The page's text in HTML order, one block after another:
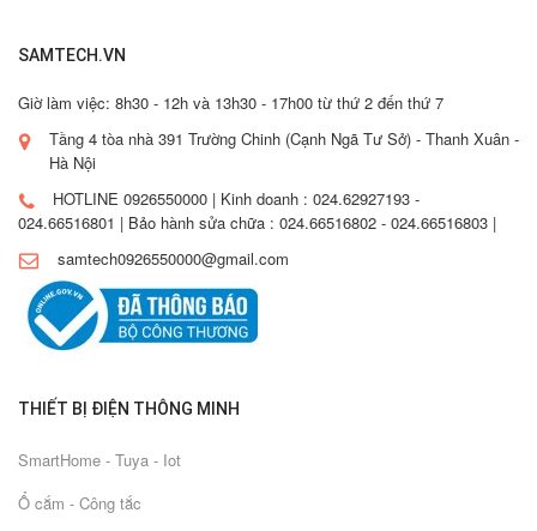
SAMTECH.VN
Giờ làm việc: 8h30 - 12h và 13h30 - 17h00 từ thứ 2 đến thứ 7
Tầng 4 tòa nhà 391 Trường Chinh (Cạnh Ngã Tư Sở) - Thanh Xuân -
Hà Nội
HOTLINE 0926550000 | Kinh doanh : 024.62927193 -
024.66516801 | Bảo hành sửa chữa : 024.66516802 - 024.66516803 |
samtech0926550000@gmail.com
THIẾT BỊ ĐIỆN THÔNG MINH
SmartHome - Tuya - Iot
Ổ cắm - Công tắc